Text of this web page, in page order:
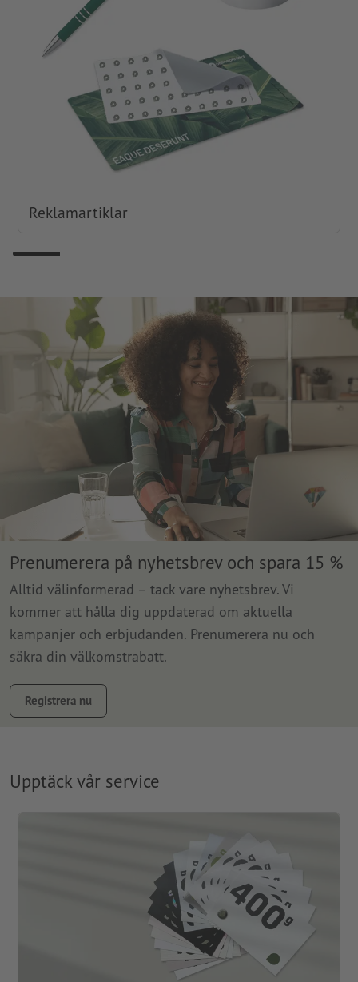
Reklamartiklar
Prenumerera på nyhetsbrev och spara 15 %
Alltid välinformerad – tack vare nyhetsbrev. Vi
kommer att hålla dig uppdaterad om aktuella
kampanjer och erbjudanden. Prenumerera nu och
säkra din välkomstrabatt.
Registrera nu
Upptäck vår service